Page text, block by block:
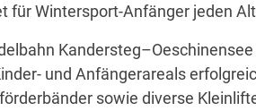
für Wintersport-Anfänger jeden
und Anfängerareals
sowie diverse